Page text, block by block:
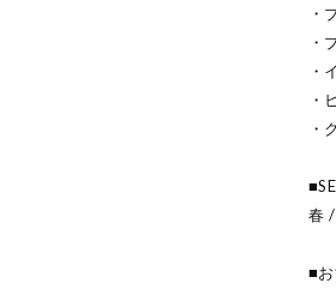
・
・
・
・
・
春
■